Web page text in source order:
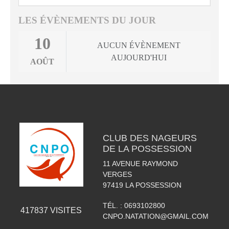
LES ÉVÈNEMENTS DU JOUR
10
AOÛT
AUCUN ÉVÈNEMENT
AUJOURD'HUI
417837 VISITES
CLUB DES NAGEURS
DE LA POSSESSION
11 AVENUE RAYMOND
VERGES
97419 LA POSSESSION
TÉL. : 0693102800
CNPO.NATATION@GMAIL.COM